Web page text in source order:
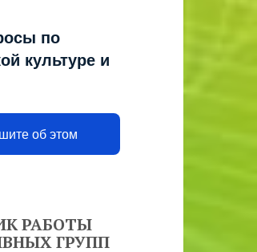
по
культуре и
об этом
РАБОТЫ
ГРУПП